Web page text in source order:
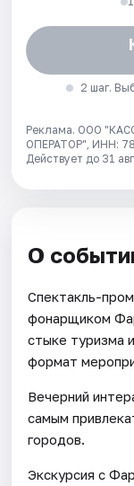
2 шаг.
Реклама. ООО
ОПЕРАТОР", ИНН:
Действует до 31
О
Спектакль-
фонарщиком
стыке туризма
формат
Вечерний
самым
городов.
Экскурсия с